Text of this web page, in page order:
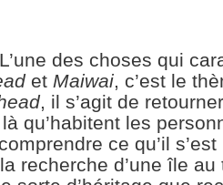
des choses qui
et Maiwai, c’est le
, il s’agit de
qu’habitent les
ce qu’il
recherche d’une île au